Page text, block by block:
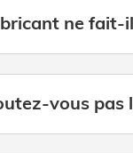
ne fait-
vous